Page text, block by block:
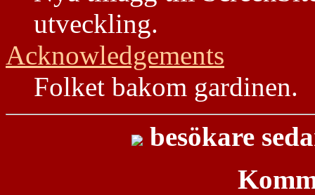
utveckling.
Acknowledgements
Folket bakom gardinen.
besökare